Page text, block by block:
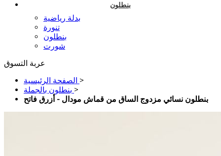
بنطلون
بدلة رياضية
تنورة
بنطلون
شورت
عربة التسوق
الصفحة الرئيسية >
بنطلون بالجملة >
بنطلون نسائي مزدوج الساق من قماش مودال - أزرق فاتح